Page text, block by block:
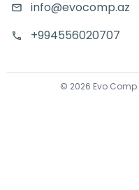
info@evocomp.az
+994556020707
© 2026 Evo Comp.